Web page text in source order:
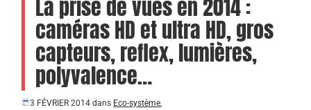
La prise de vues en 2014 :
caméras HD et ultra HD, gros
capteurs, reflex, lumières,
polyvalence…
3 FÉVRIER 2014 dans Eco-système,